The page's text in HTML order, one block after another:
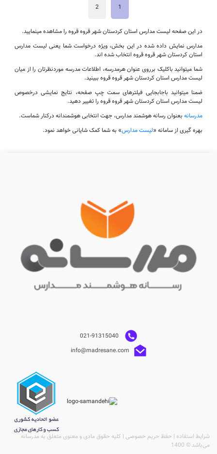
1
2
در این صفحه لیست مدارس استان کردستان شهر قروه قروه را مشاهده مینمایید.
مدارس نمایش داده شده در این بخش، ویژه درخواست شما یعنی لیست مدارس
استان کردستان شهر قروه قروه انتخاب شده اند.
شما میتوانید باکلیک برروی عنوان هرمدرسه، اطلاعات مدرسه موردنظرتان را از میان
لیست مدارس استان کردستان شهر قروه قروه ببینید.
ضمنا میتوانید باجابجایی فیلترهای سمت چپ صفحه، نتایج نمایشی درخصوص
لیست مدارس استان کردستان شهر قروه قروه را تغییر دهید.
مدرسانه بعنوان رسانه هوشمند مدارس، جهت انتخابی هوشمندانه درکنار شماست.
بهره گیری از سامانه «لیست مدارس» به شما کمک شایانی خواهد نمود.
info@madresane.com
شرایط استفاده | حفظ حریم خصوصی | کلیه حقوق مادی و معنوی متعلق به مدرسانه
می‌باشد © 1400